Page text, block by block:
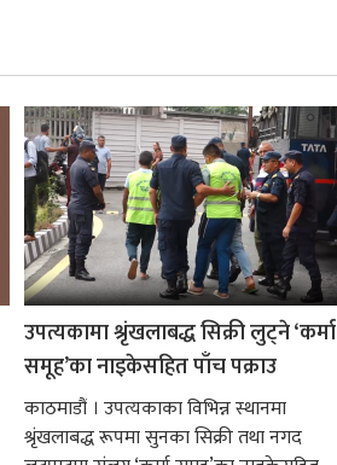
उपत्यकामा श्रृंखलाबद्ध सिक्री लुट्ने ‘कर्मा
समूह’का नाइकेसहित पाँच पक्राउ
काठमाडौं । उपत्यकाका विभिन्न स्थानमा
श्रृंखलाबद्ध रूपमा सुनका सिक्री तथा नगद